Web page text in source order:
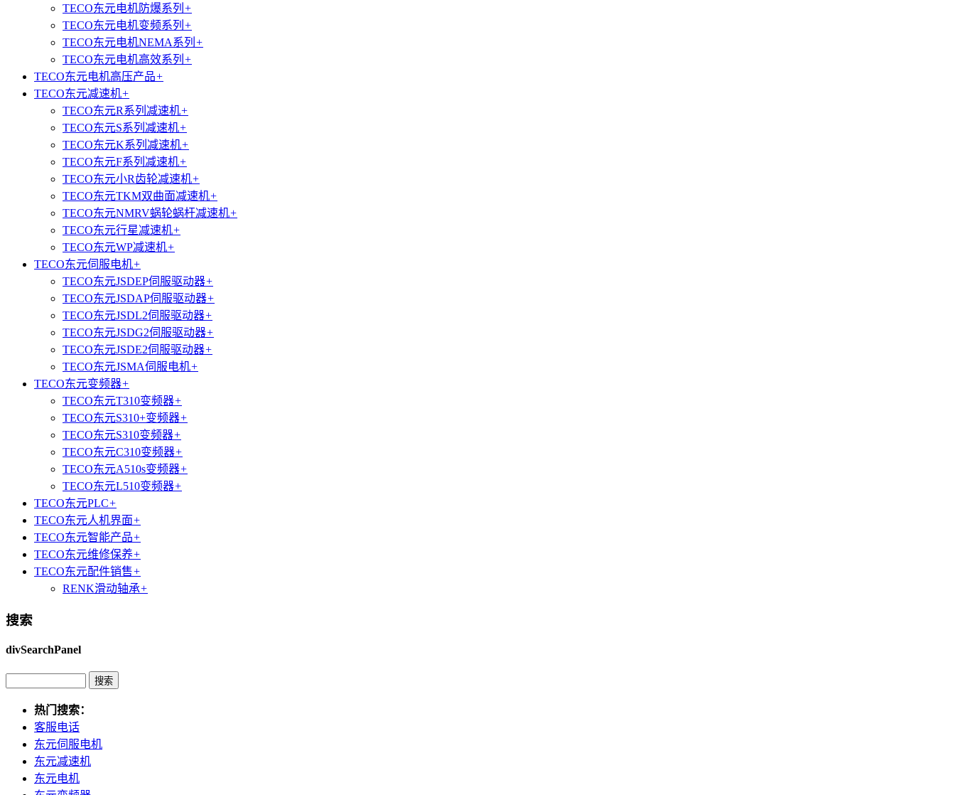
TECO东元电机防爆系列 +
TECO东元电机变频系列 +
TECO东元电机NEMA系列 +
TECO东元电机高效系列 +
TECO东元电机高压产品+
TECO东元减速机+
TECO东元R系列减速机+
TECO东元S系列减速机+
TECO东元K系列减速机+
TECO东元F系列减速机+
TECO东元小R齿轮减速机+
TECO东元TKM双曲面减速机+
TECO东元NMRV蜗轮蜗杆减速机+
TECO东元行星减速机+
TECO东元WP减速机+
TECO东元伺服电机+
TECO东元JSDEP伺服驱动器+
TECO东元JSDAP伺服驱动器+
TECO东元JSDL2伺服驱动器+
TECO东元JSDG2伺服驱动器+
TECO东元JSDE2伺服驱动器+
TECO东元JSMA伺服电机+
TECO东元变频器+
TECO东元T310变频器+
TECO东元S310+变频器+
TECO东元S310变频器+
TECO东元C310变频器+
TECO东元A510s变频器+
TECO东元L510变频器+
TECO东元PLC+
TECO东元人机界面+
TECO东元智能产品+
TECO东元维修保养+
TECO东元配件销售+
RENK滑动轴承+
搜索
divSearchPanel
热门搜索：
客服电话
东元伺服电机
东元减速机
东元电机